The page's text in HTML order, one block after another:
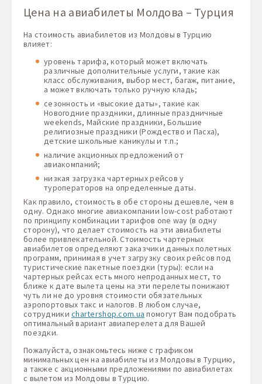
Цена на авиабилеты Молдова – Турция
На стоимость авиабилетов из Молдовы в Турцию
влияет:
уровень тарифа, который может включать
различные дополнительные услуги, такие как
класс обслуживания, выбор мест, багаж, питание,
а может включать только ручную кладь;
сезонность и «высокие даты», такие как
Новогодние праздники, длинные праздничные
weekends, Майские праздники, Большие
религиозные праздники (Рождество и Пасха),
детские школьные каникулы и т.п.;
наличие акционных предложений от
авиакомпаний;
низкая загрузка чартерных рейсов у
туроператоров на определенные даты.
Как правило, стоимость в обе стороны дешевле, чем в
одну. Однако многие авиакомпании low-cost работают
по принципу комбинации тарифов one way (в одну
сторону), что делает стоимость на эти авиабилеты
более привлекательной. Стоимость чартерных
авиабилетов определяют заказчики данных полетных
программ, принимая в учет загрузку своих рейсов под
туристические пакетные поездки (туры): если на
чартерных рейсах есть много непроданных мест, то
ближе к дате вылета цены на эти перелеты понижают
чуть ли не до уровня стоимости обязательных
аэропортовых такс и налогов. В любом случае,
сотрудникиchartershop.com.ua помогут Вам подобрать
оптимальный вариант авиаперелета для Вашей
поездки.
Пожалуйста, ознакомьтесь ниже с графиком
минимальных цен на авиабилеты из Молдовы в Турцию,
а также с акционными предложениями по авиабилетах
с вылетом из Молдовы в Турцию.